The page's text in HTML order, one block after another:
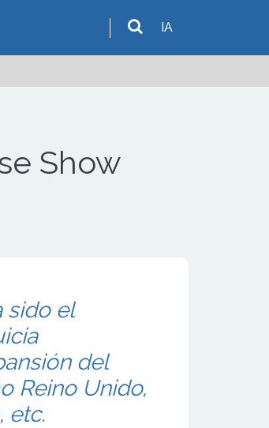
IA
Show
sido el
del
Reino Unido,
etc.